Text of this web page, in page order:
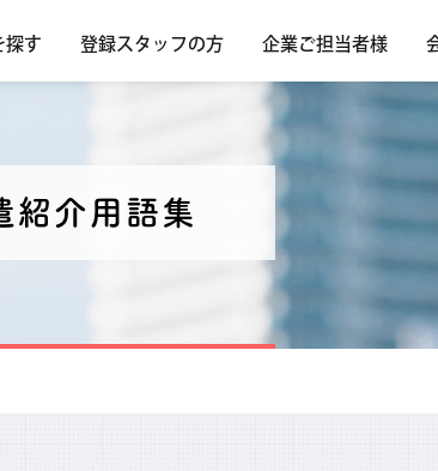
探す 登録スタッフの方 企業ご担当者様
紹介用語集